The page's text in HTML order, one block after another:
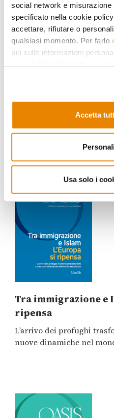
social network e
specificato nella cookie
accettare, rifiutare o
qualsiasi momento. Per farlo
più sulle informazioni
Accetta
Usa solo i
L’Occidente cerca un
Tra immigrazione e
ripensa
L’arrivo dei profughi
nuove dinamiche nel